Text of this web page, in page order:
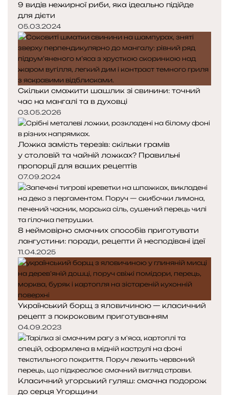
9 видів нежирної риби, яка ідеально підійде
для дієти
05.03.2024
Скільки смажити шашлик зі свинини: точний
час на мангалі та в духовці
03.05.2026
Ложка замість терезів: скільки грамів
у столовій та чайній ложках? Правильні
пропорції для ваших рецептів
07.09.2024
8 неймовірно смачних способів приготувати
лангустини: поради, рецепти й несподівані ідеї
11.04.2025
Український борщ з яловичиною — класичний
рецепт з покроковим приготуванням
04.09.2023
Класичний угорський гуляш: смачна подорож
до серця Угорщини